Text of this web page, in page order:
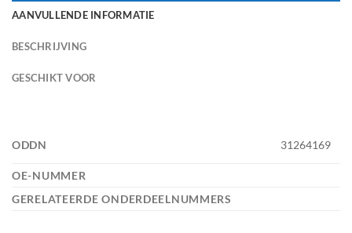
AANVULLENDE INFORMATIE
BESCHRIJVING
GESCHIKT VOOR
ODDN 31264169
OE-NUMMER
GERELATEERDE ONDERDEELNUMMERS